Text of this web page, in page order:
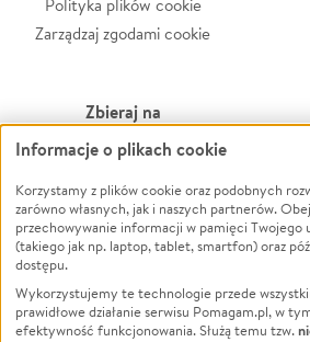
Polityka plików cookie
Zarządzaj zgodami cookie
Zbieraj na
Leczenie
Zwierzęta
Pożar
Ukraina
Pomoc Finansowa
Projekty
Informacje o plikach cookie
Korzystamy z plików cookie oraz podobnych
zarówno własnych, jak i naszych partnerów.
przechowywanie informacji w pamięci Twojego
(takiego jak np. laptop, tablet, smartfon) oraz
dostępu.
Wykorzystujemy te technologie przede
prawidłowe działanie serwisu Pomagam.pl, w
efektywność funkcjonowania. Służą temu tzw.